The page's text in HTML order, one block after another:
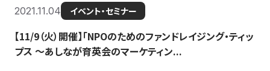
2021.11.04 イベント・セミナー
【11/9（火）開催】「NPOのためのファンドレイジング・ティッ
プス 〜あしなが育英会のマーケティン...